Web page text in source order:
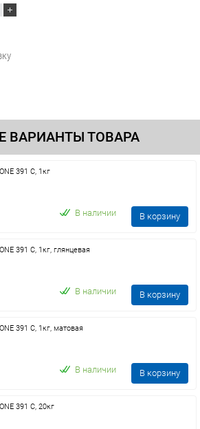
ВАРИАНТЫ ТОВАРА
391 C, 1кг
В наличии В корзину
391 C, 1кг, глянцевая
В наличии В корзину
391 C, 1кг, матовая
В наличии В корзину
391 C, 20кг